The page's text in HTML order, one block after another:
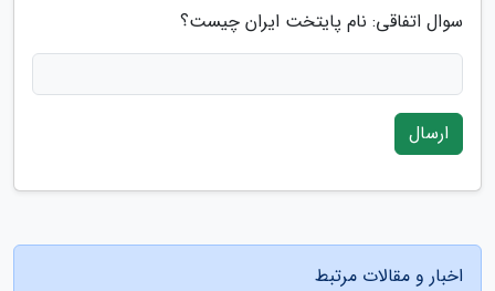
سوال اتفاقی: نام پایتخت ایران چیست؟
ارسال
اخبار و مقالات مرتبط